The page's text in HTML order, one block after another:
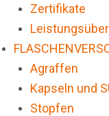
Zertifikate
Agraffen
Kapseln und
Stopfen